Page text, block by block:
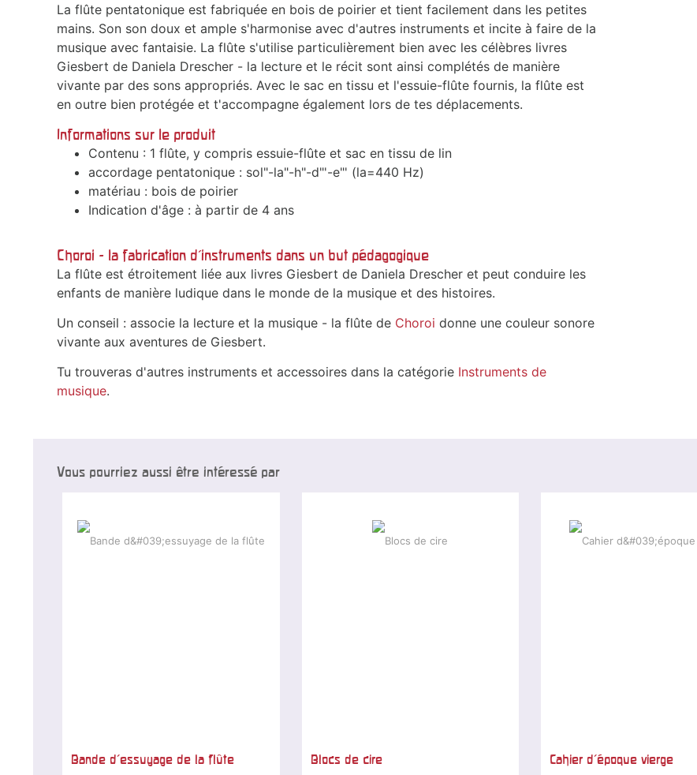
La flûte pentatonique est fabriquée en bois de poirier et tient facilement dans les petites
mains. Son son doux et ample s'harmonise avec d'autres instruments et incite à faire de la
musique avec fantaisie. La flûte s'utilise particulièrement bien avec les célèbres livres
Giesbert de Daniela Drescher - la lecture et le récit sont ainsi complétés de manière
vivante par des sons appropriés. Avec le sac en tissu et l'essuie-flûte fournis, la flûte est
en outre bien protégée et t'accompagne également lors de tes déplacements.
Informations sur le produit
Contenu : 1 flûte, y compris essuie-flûte et sac en tissu de lin
accordage pentatonique : sol"-la"-h"-d"'-e"' (la=440 Hz)
matériau : bois de poirier
Indication d'âge : à partir de 4 ans
Choroi - la fabrication d'instruments dans un but pédagogique
La flûte est étroitement liée aux livres Giesbert de Daniela Drescher et peut conduire les
enfants de manière ludique dans le monde de la musique et des histoires.
Un conseil : associe la lecture et la musique - la flûte de Choroi donne une couleur sonore
vivante aux aventures de Giesbert.
Tu trouveras d'autres instruments et accessoires dans la catégorie Instruments de
musique.
Vous pourriez aussi être intéressé par
Bande d'essuyage de la flûte Blocs de cire Cahier d'époque vierge